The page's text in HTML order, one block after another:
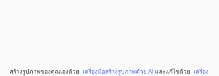
สร้างรูปภาพของคุณเองด้วย เครื่องมือสร้างรูปภาพด้วย AI และแก้ไขด้วย เครื่อง